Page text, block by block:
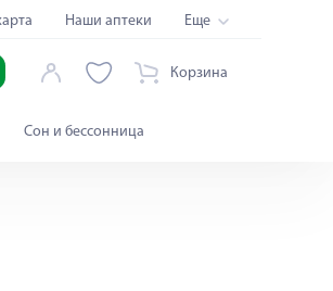
Наши аптеки Еще
Корзина
Сон и бессонница